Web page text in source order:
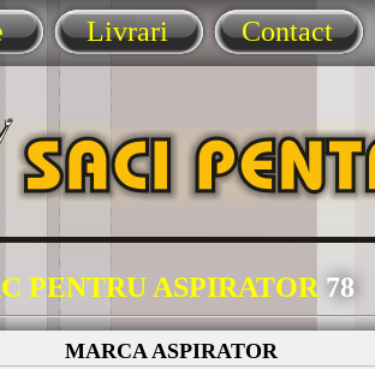
Livrari Contact
PENTRU ASPIRATOR 78
MARCA ASPIRATOR